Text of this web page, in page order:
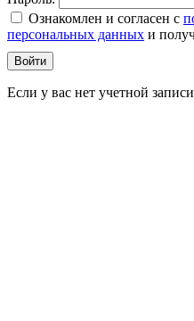
Ознакомлен и согласен c
персональных данных и
Войти
Если у вас нет учетной